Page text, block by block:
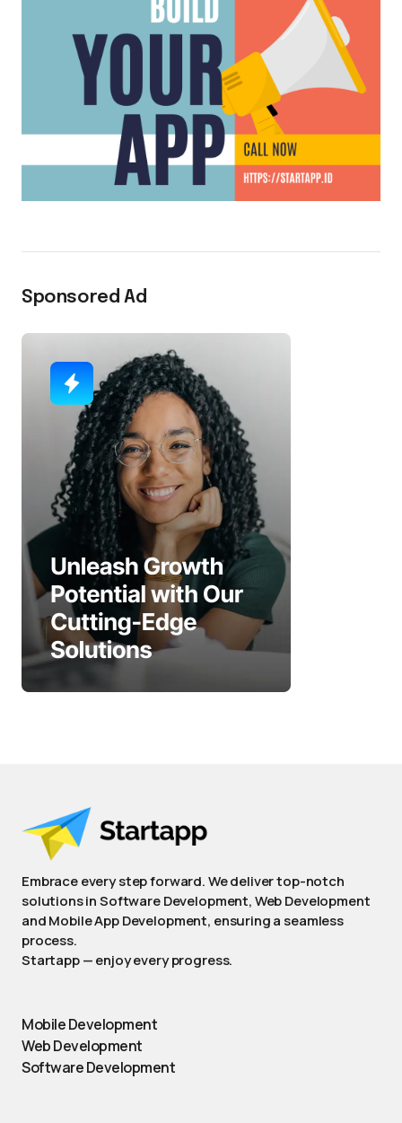
Sponsored Ad
Embrace every step forward. We deliver top-notch
solutions in Software Development, Web Development
and Mobile App Development, ensuring a seamless
process.
Startapp — enjoy every progress.
Mobile Development
Web Development
Software Development